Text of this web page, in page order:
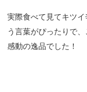
実際食べて見てキツ
う言葉がぴったりで
感動の逸品でした！